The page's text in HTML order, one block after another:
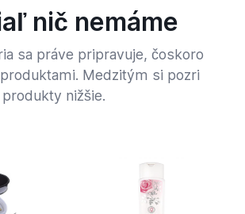
nič nemáme
sa práve pripravuje, čoskoro
Medzitým si pozri
nižšie.